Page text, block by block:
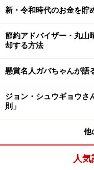
などについて当社は一切
最新の情報や詳細につい
の公式情報をご確認くだ
【編集部からのお知らせ
・「家計」について、
中です！
※抽選で20名にAmazon
なります
新・令和時代のお金を貯
節約アドバイザー・丸山
却する方法
懸賞名人ガバちゃんが語
ジョン・シュウギョウさ
則」
他
人